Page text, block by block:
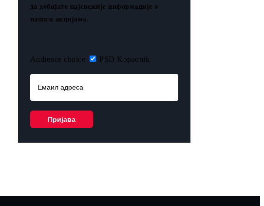
да добијате најсвежије информације о
нашим акцијама.
Audience choice PSD Kopaonik